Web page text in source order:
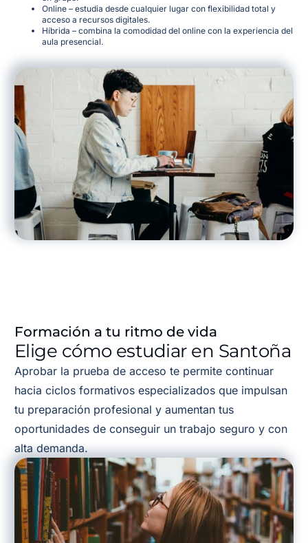
Online – estudia desde cualquier lugar con flexibilidad total y
acceso a recursos digitales.
Híbrida – combina la comodidad del online con la experiencia del
aula presencial.
Formación a tu ritmo de vida
Elige cómo estudiar en Santoña
Aprobar la prueba de acceso te permite continuar
hacia ciclos formativos especializados que impulsan
tu preparación profesional y aumentan tus
oportunidades de conseguir un trabajo seguro y con
alta demanda.